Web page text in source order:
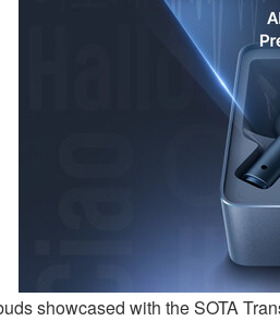
showcased with the SOTA